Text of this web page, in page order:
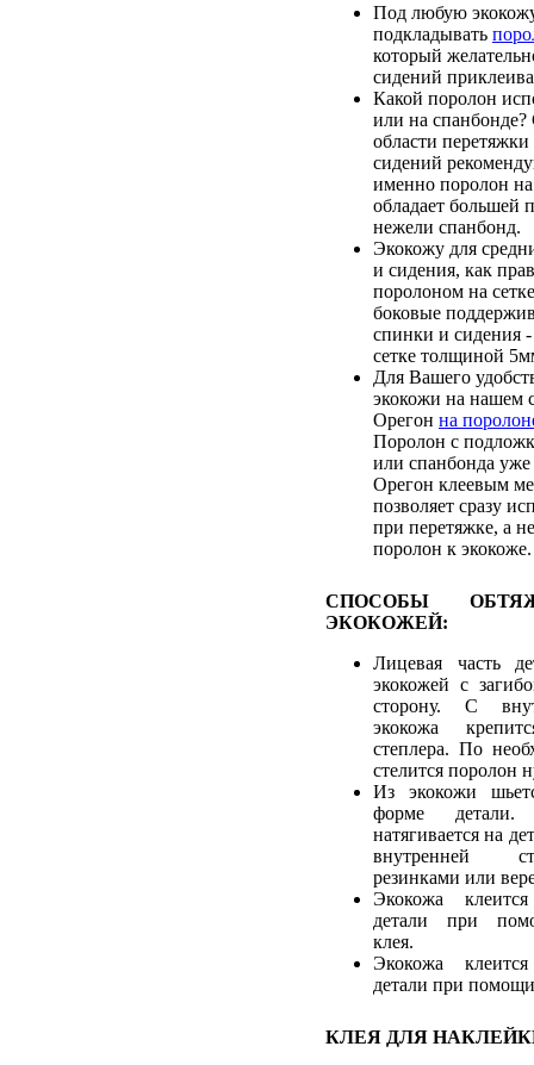
Под любую
подкладывать
который
сидений
Какой поролон
или на
области
сидений
именно поролон на
обладает большей
нежели спанбонд.
Экокожу для
и сидения, как
поролоном на
боковые
спинки и сидения
сетке толщиной
Для Вашего
экокожи на нашем
Орегон на
Поролон с
или спанбонда уже
Орегон клеевым
позволяет сразу
при перетяжке, а
поролон к экокоже.
СПОСОБЫ
ЭКОКОЖЕЙ:
Лицевая часть
экокожей с
сторону. С
экокожа
степлера. По
стелится
Из экокожи
форме детали.
натягивается на
внутренней
резинками или
Экокожа
детали при
клея.
Экокожа
детали при
КЛЕЯ ДЛЯ